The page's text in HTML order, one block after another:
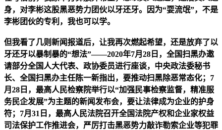
身，对李彬这股黑恶势力团伙以牙还牙。因为“耍流氓”，不是
李彬团伙的专利，我也可以学。
但我看了几则新闻报道后，让我再次燃起希望，还是放弃了以
牙还牙以暴制暴的“想法”——2020年7月28日，全国扫黑办邀
请部分全国人大代表、政协委员进行座谈，中央政法委秘书
长、全国扫黑办主任陈一新指出，要推动扫黑除恶常态化；7
月28日，最高人民检察院举行以“加强民事检察监督，精准服
务民企发展”为主题的新闻发布会，要让法律成为企业的护身
符；7月31日，最高人民法院召开全国法院产权和企业家权益
司法保护工作推进会，严厉打击黑恶势力敲诈勒索企业等犯罪